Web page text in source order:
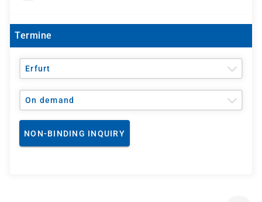
Termine
Erfurt
On demand
NON-BINDING INQUIRY